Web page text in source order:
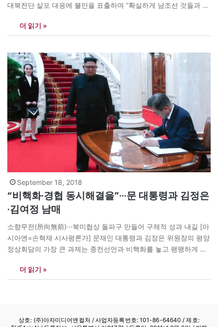
대북전단 살포 대응에 불만을 표출하며 “확실하게 남조선 것들과 결
은 “곧 다음 단계의 행동을 취할 것”이라며 남북공동연락사무소 철
거와 함께 대남 군사행동에 나설 것임을 강하게 시사했다. 김여정은
더 읽기 »
September 18, 2018
“비핵화·경협 동시해결을”···문 대통령과 김정은
·김여정 남매
소향무전(所向無前)···북미협상 돌파구 만들어 구체적 성과 내길 [아
시아엔=손혁재 시사평론가] 문재인 대통령과 김정은 위원장의 평양
정상회담의 가장 큰 과제는 종전선언과 비핵화를 놓고 팽팽하게 맞
에게 트럼프 미대통령의 첫 임기내에 비핵화를 실현하겠다고 밝힌
바 있어 구체적인 성과가 기대된다. 비핵화문제가 풀리면 남북경협
더 읽기 »
상호: (주)아자미디어앤컬처 /사업자등록번호: 101-86-64640 / 제호: